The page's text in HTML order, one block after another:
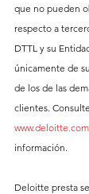
que no pueden
respecto a
DTTL y su
únicamente de
de los de las
clientes. Consulte
información.
Deloitte presta